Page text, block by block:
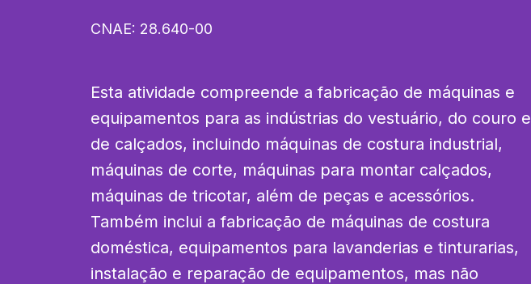
CNAE: 28.640-00
Esta atividade compreende a fabricação de máquinas e
equipamentos para as indústrias do vestuário, do couro e
de calçados, incluindo máquinas de costura industrial,
máquinas de corte, máquinas para montar calçados,
máquinas de tricotar, além de peças e acessórios.
Também inclui a fabricação de máquinas de costura
doméstica, equipamentos para lavanderias e tinturarias,
instalação e reparação de equipamentos, mas não